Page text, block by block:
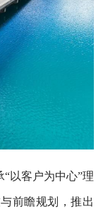
以客户为中心”理
前瞻规划，推出